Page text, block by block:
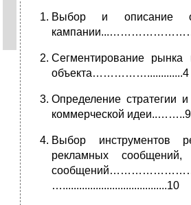
Выбор и описание
Сегментирование рынка
объекта…………….............4
Определение стратегии
коммерческой идеи..……..9
Выбор инструментов
рекламных
…......................................10